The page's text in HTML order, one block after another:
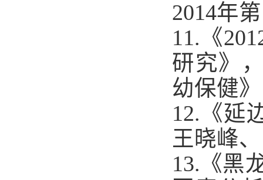
2014年第
11. 《
研究》
幼保健
12. 《延
王晓峰
13. 《黑